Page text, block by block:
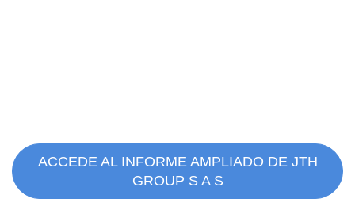
ACCEDE AL INFORME AMPLIADO DE JTH
GROUP S A S